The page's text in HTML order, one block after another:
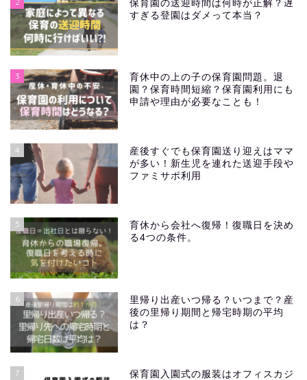
保育園の送迎時間は何時が正解？遅
すぎる登園はダメって本当？
3
育休中の上の子の保育園問題。退
園？保育時間短縮？保育園利用にも
申請や理由が必要なことも！
4
産後すぐでも保育園送り迎えはママ
が多い！新生児を連れた送迎手段や
ファミサポ利用
5
育休から会社へ復帰！復職日を決め
る4つの条件。
6
里帰り出産いつ帰る？いつまで？産
後の里帰り期間と帰宅時期の平均
は？
7
保育園入園式の服装はオフィスカジ